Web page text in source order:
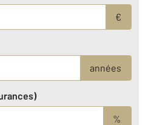
€
années
%